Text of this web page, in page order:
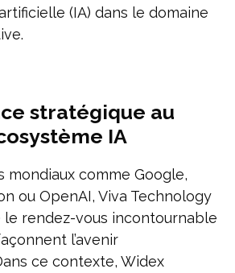
(IA) dans le domaine
stratégique au
IA
mondiaux comme Google,
ou OpenAI, Viva Technology
le rendez-vous incontournable
l’avenir
ce contexte, Widex